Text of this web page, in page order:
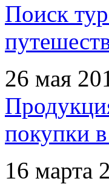
Поиск
26 мая
покупки
16 марта